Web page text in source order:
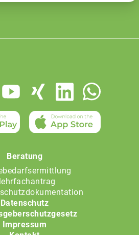
Beratung
Datenschutz
Impressum